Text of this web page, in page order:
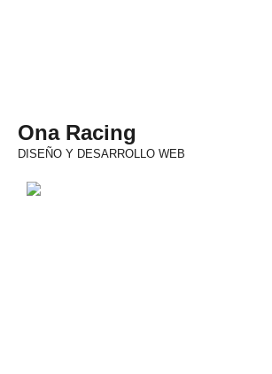
Ona Racing
DISEÑO Y DESARROLLO WEB